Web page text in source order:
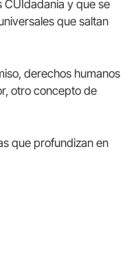
CUIdadanía y que se
que saltan
derechos humanos
otro concepto de
que profundizan en